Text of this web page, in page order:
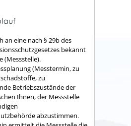
an eine nach § 29b des
bekannt
(Messstelle).
(Messtermin, zu
zu
Betriebszustände der
Ihnen, der Messstelle
abzustimmen.